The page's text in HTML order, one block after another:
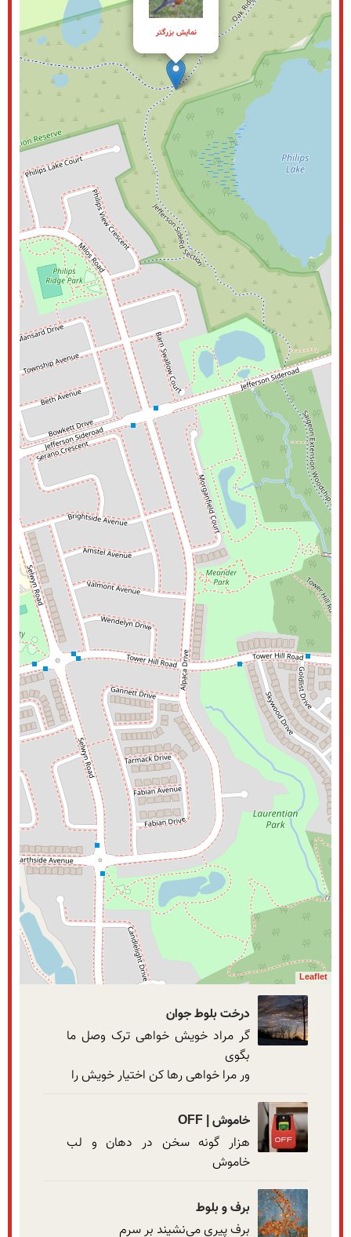
نمایش بزرگتر
Leaflet
درخت بلوط جوان
ور مرا خواهی رها کن اختیار خویش را
خاموش | OFF
خاموش
برف و بلوط